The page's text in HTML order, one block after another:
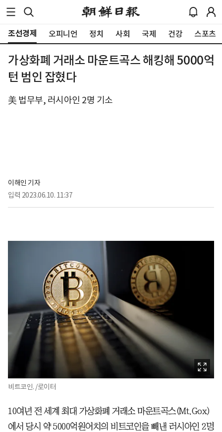
조선경제 오피니언 정치 사회 국제 건강 스포츠
가상화폐 거래소 마운트곡스 해킹해 5000억
턴 범인 잡혔다
美 법무부, 러시아인 2명 기소
이해인 기자
입력 2023.06.10. 11:37
비트코인. /로이터
10여년 전 세계 최대 가상화폐 거래소 마운트곡스(Mt.Gox)
에서 당시 약 5000억원어치의 비트코인을 빼낸 러시아인 2명